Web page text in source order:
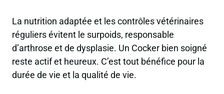
La nutrition adaptée et les contrôles vétérinaires
réguliers évitent le surpoids, responsable
d’arthrose et de dysplasie. Un Cocker bien soigné
reste actif et heureux. C’est tout bénéfice pour la
durée de vie et la qualité de vie.